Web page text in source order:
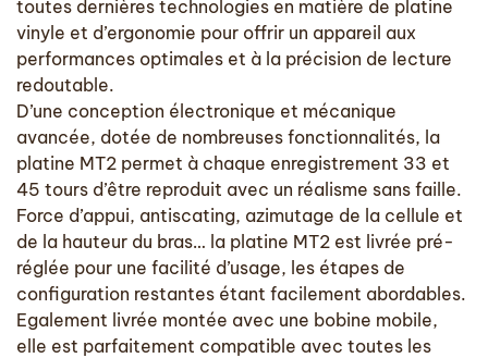
toutes dernières technologies en matière de platine
vinyle et d’ergonomie pour offrir un appareil aux
performances optimales et à la précision de lecture
redoutable.
D’une conception électronique et mécanique
avancée, dotée de nombreuses fonctionnalités, la
platine MT2 permet à chaque enregistrement 33 et
45 tours d’être reproduit avec un réalisme sans faille.
Force d’appui, antiscating, azimutage de la cellule et
de la hauteur du bras… la platine MT2 est livrée pré-
réglée pour une facilité d’usage, les étapes de
configuration restantes étant facilement abordables.
Egalement livrée montée avec une bobine mobile,
elle est parfaitement compatible avec toutes les